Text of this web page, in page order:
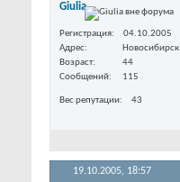
Giulia
Регистрация
04.10.2005
Адрес
Новосибирск
Возраст
44
Сообщений
115
Вес репутации 43
19.10.2005, 18:57